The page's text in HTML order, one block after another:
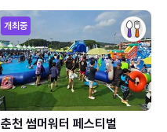
개최중
춘천 썸머워터 페스티벌